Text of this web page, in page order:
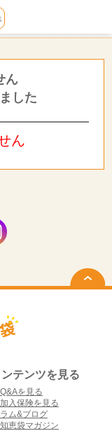
ん
した
ん
テンツを見る
を見る
入保険を見る
ム&ブログ
恵袋マガジン